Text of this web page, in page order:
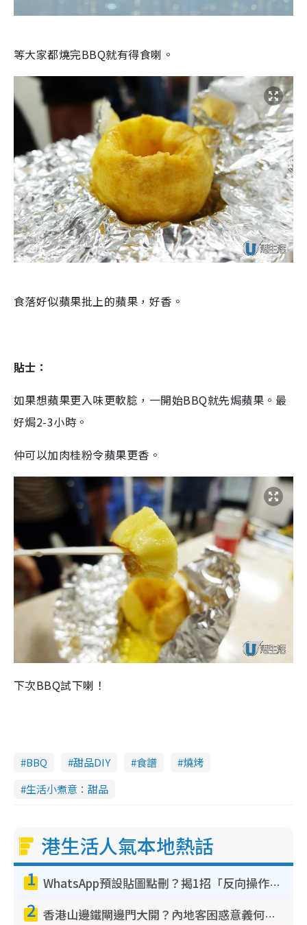
等大家都燒完BBQ就有得食喇。
食落好似蘋果批上的蘋果，好香。
貼士：
如果想蘋果更入味更軟腍，一開始BBQ就先焗蘋果。最
好焗2-3小時。
仲可以加肉桂粉令蘋果更香。
下次BBQ試下喇！
BBQ 甜品DIY 食譜
燒烤
生活小煮意：甜品
港生活人氣本地熱話
1 WhatsApp預設貼圖點刪？揭1招「反向操作」還原簡潔介面 附3步實測教學
2 香港山邊鐵閘邊門大開？內地客困惑意義何在！網民神回覆：呢種叫法理性防禦